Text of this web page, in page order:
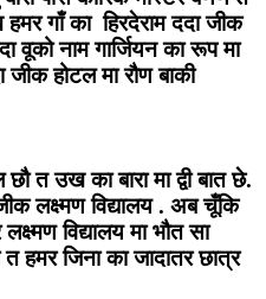
गाँ का हिरदेराम ददा जीक
वूको नाम गार्जियन का रूप मा
होटल मा रौण बाकी
त उख का बारा मा द्वी बात छे.
लक्ष्मण विद्यालय . अब चूँकि
विद्यालय मा भौत सा
हमर जिना का जादातर छात्र